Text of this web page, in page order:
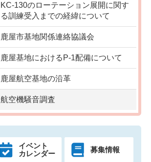
KC-130のローテーション展開に関す
る訓練受入までの経緯について
鹿屋市基地関係連絡協議会
鹿屋基地におけるP-1配備について
鹿屋航空基地の沿革
航空機騒音調査
イベント
カレンダー
募集情報